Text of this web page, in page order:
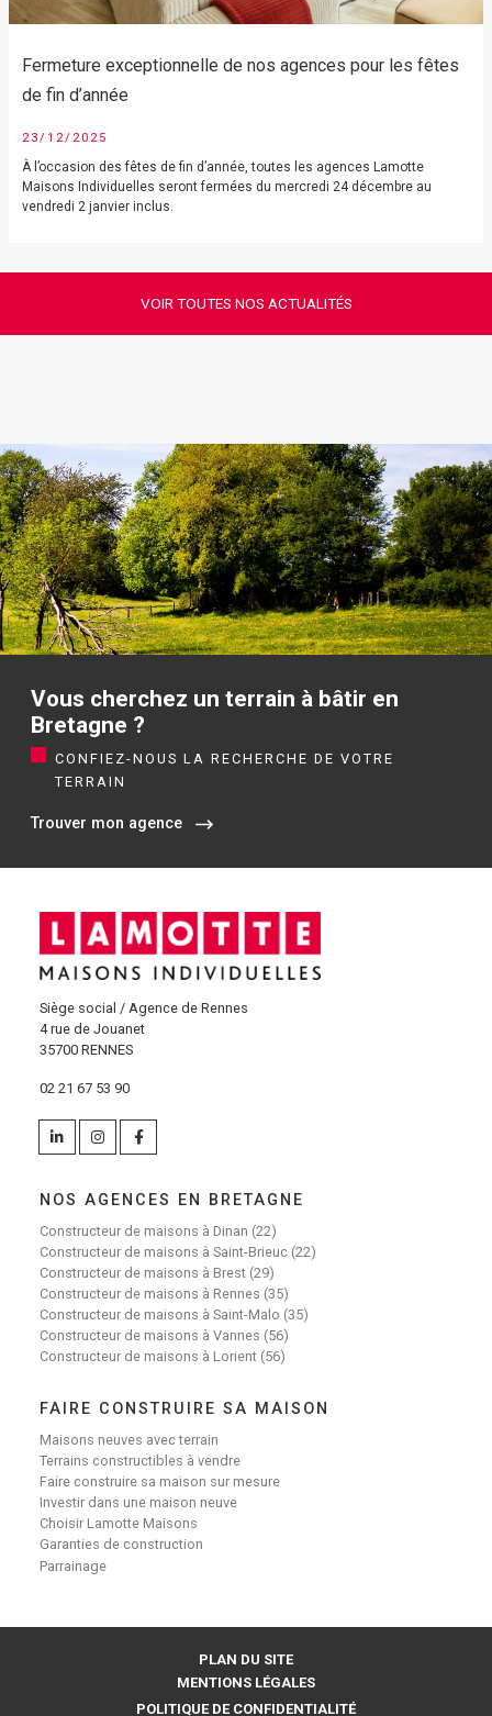
Fermeture exceptionnelle de nos agences pour les fêtes
de fin d’année
23/12/2025
À l’occasion des fêtes de fin d’année, toutes les agences Lamotte
Maisons Individuelles seront fermées du mercredi 24 décembre au
vendredi 2 janvier inclus.
VOIR TOUTES NOS ACTUALITÉS
Vous cherchez un terrain à bâtir en
Bretagne ?
CONFIEZ-NOUS LA RECHERCHE DE VOTRE
TERRAIN
Trouver mon agence
Siège social / Agence de Rennes
4 rue de Jouanet
35700 RENNES
02 21 67 53 90
NOS AGENCES EN BRETAGNE
Constructeur de maisons à Dinan (22)
Constructeur de maisons à Saint-Brieuc (22)
Constructeur de maisons à Brest (29)
Constructeur de maisons à Rennes (35)
Constructeur de maisons à Saint-Malo (35)
Constructeur de maisons à Vannes (56)
Constructeur de maisons à Lorient (56)
FAIRE CONSTRUIRE SA MAISON
Maisons neuves avec terrain
Terrains constructibles à vendre
Faire construire sa maison sur mesure
Investir dans une maison neuve
Choisir Lamotte Maisons
Garanties de construction
Parrainage
PLAN DU SITE
MENTIONS LÉGALES
POLITIQUE DE CONFIDENTIALITÉ